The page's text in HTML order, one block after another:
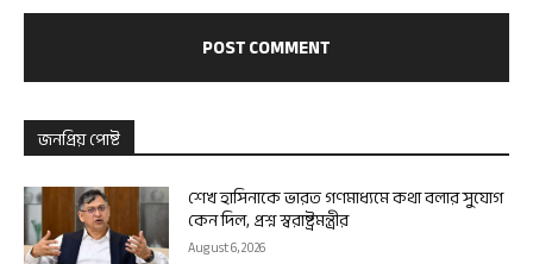
জনপ্রিয় পোষ্ট
শেখ হাসিনাকে ভারত গণমাধ্যমে কথা বলার সুযোগ
কেন দিল, প্রশ্ন স্বরাষ্ট্রমন্ত্রীর
August 6, 2026